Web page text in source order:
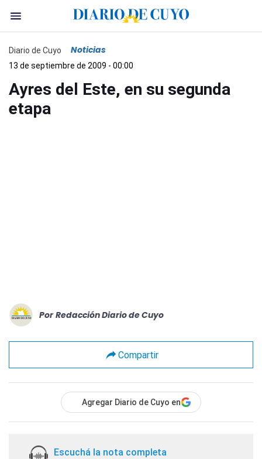
Diario de Cuyo Noticias
13 de septiembre de 2009 - 00:00
Ayres del Este, en su segunda
etapa
Por Redacción Diario de Cuyo
Compartir
Agregar Diario de Cuyo en
Escuchá la nota completa